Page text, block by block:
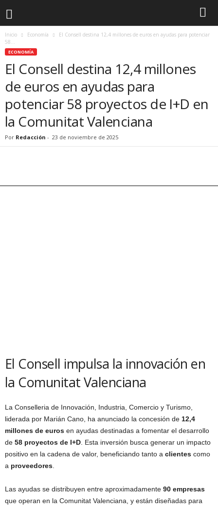
Inicio Economía
El Consell destina 12,4 millones de euros en ayudas para potenciar
58...
ECONOMÍA
El Consell destina 12,4 millones
de euros en ayudas para
potenciar 58 proyectos de I+D en
la Comunitat Valenciana
Por Redacción - 23 de noviembre de 2025
El Consell impulsa la innovación en
la Comunitat Valenciana
La Conselleria de Innovación, Industria, Comercio y Turismo,
liderada por Marián Cano, ha anunciado la concesión de 12,4
millones de euros en ayudas destinadas a fomentar el desarrollo
de 58 proyectos de I+D. Esta inversión busca generar un impacto
positivo en la cadena de valor, beneficiando tanto a clientes como
a proveedores.
Las ayudas se distribuyen entre aproximadamente 90 empresas
que operan en la Comunitat Valenciana, y están diseñadas para